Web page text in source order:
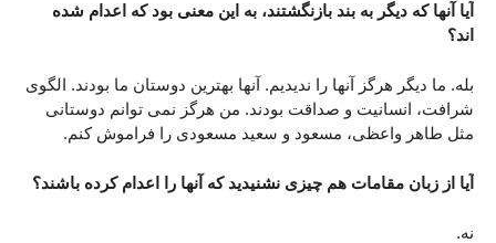
آیا آنها که دیگر به بند بازنگشتند، به این معنی بود که اعدام شده
اند؟
بله. ما دیگر هرگز آنها را ندیدیم. آنها بهترین دوستان ما بودند. الگوی
شرافت، انسانیت و صداقت بودند. من هرگز نمی توانم دوستانی
مثل طاهر واعظی، مسعود و سعید مسعودی را فراموش کنم.
آیا از زبان مقامات هم چیزی نشنیدید که آنها را اعدام کرده باشند؟
نه.